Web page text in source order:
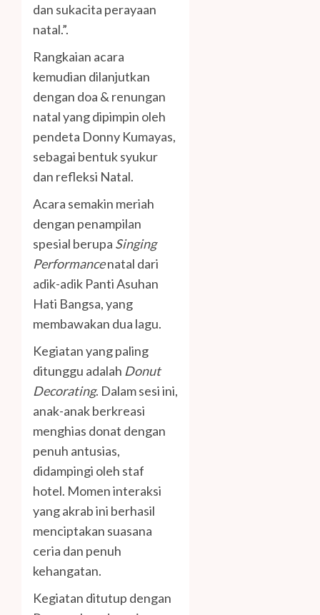
dan sukacita perayaan
natal.”.
Rangkaian acara
kemudian dilanjutkan
dengan doa & renungan
natal yang dipimpin oleh
pendeta Donny Kumayas,
sebagai bentuk syukur
dan refleksi Natal.
Acara semakin meriah
dengan penampilan
spesial berupa Singing
Performancenatal dari
adik-adik Panti Asuhan
Hati Bangsa, yang
membawakan dua lagu.
Kegiatan yang paling
ditunggu adalah Donut
Decorating. Dalam sesi ini,
anak-anak berkreasi
menghias donat dengan
penuh antusias,
didampingi oleh staf
hotel. Momen interaksi
yang akrab ini berhasil
menciptakan suasana
ceria dan penuh
kehangatan.
Kegiatan ditutup dengan